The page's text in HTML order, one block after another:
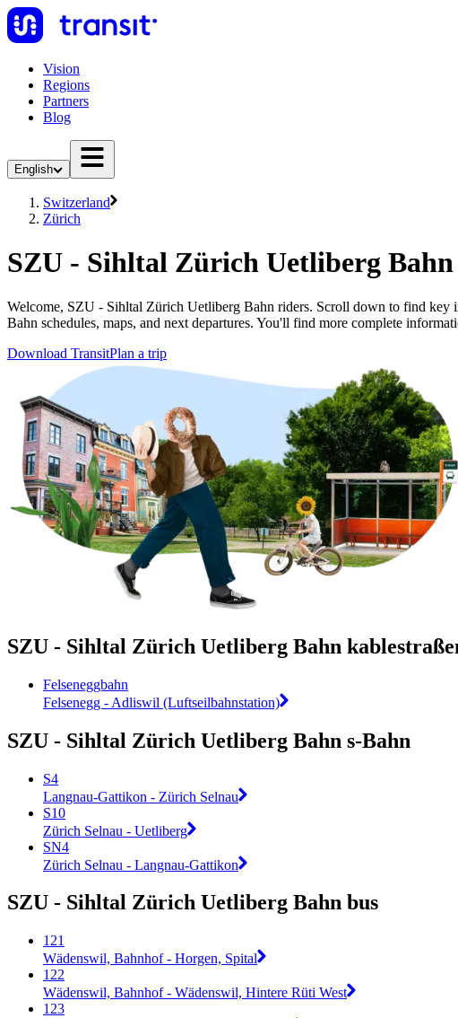
Vision
Regions
Partners
Blog
English
Switzerland
Zürich
SZU - Sihltal Zürich Uetliberg
Welcome, SZU - Sihltal Zürich Uetliberg Bahn riders. Scroll down to find
Bahn schedules, maps, and next departures. You'll find more complete
Download TransitPlan a trip
SZU - Sihltal Zürich Uetliberg Bahn
Felseneggbahn
Felsenegg - Adliswil (Luftseilbahnstation)
SZU - Sihltal Zürich Uetliberg Bahn s-Bahn
S4
Langnau-Gattikon - Zürich Selnau
S10
Zürich Selnau - Uetliberg
SN4
Zürich Selnau - Langnau-Gattikon
SZU - Sihltal Zürich Uetliberg Bahn bus
121
Wädenswil, Bahnhof - Horgen, Spital
122
Wädenswil, Bahnhof - Wädenswil, Hintere Rüti West
123